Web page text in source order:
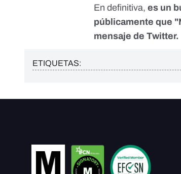
En definitiva,es un
públicamente que
mensaje de Twitter.
ETIQUETAS: